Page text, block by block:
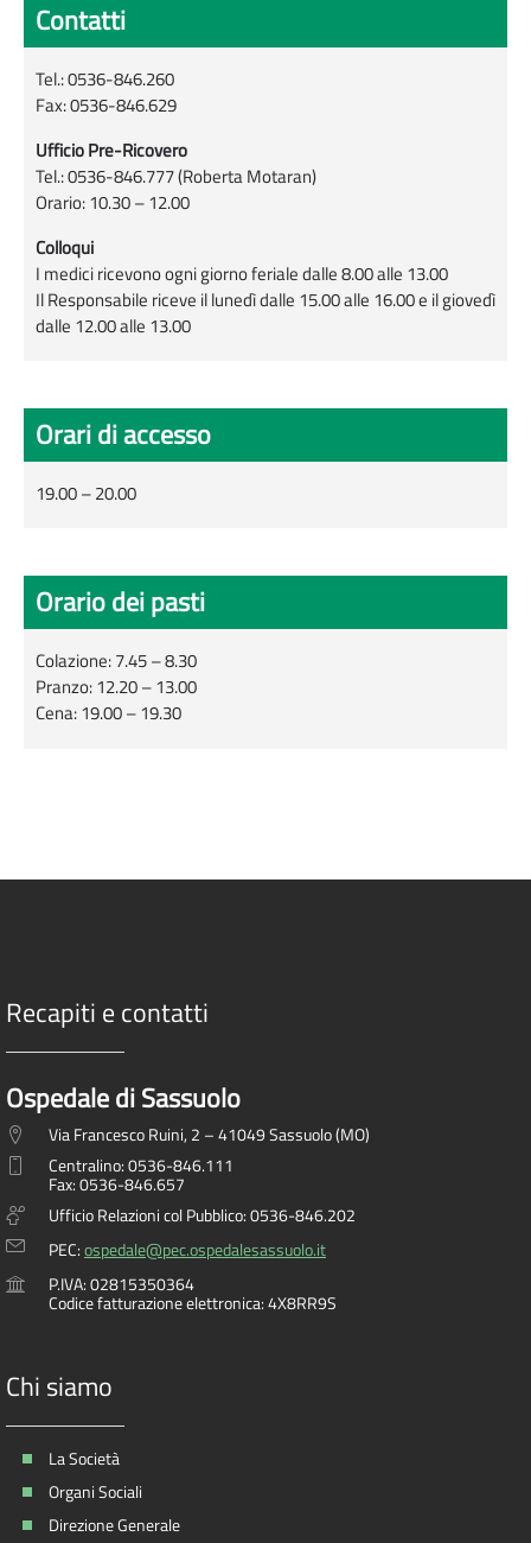
Contatti
Tel.: 0536-846.260
Fax: 0536-846.629
Ufficio Pre-Ricovero
Tel.: 0536-846.777 (Roberta Motaran)
Orario: 10.30 – 12.00
Colloqui
I medici ricevono ogni giorno feriale dalle 8.00 alle 13.00
Il Responsabile riceve il lunedì dalle 15.00 alle 16.00 e il giovedì
dalle 12.00 alle 13.00
Orari di accesso
19.00 – 20.00
Orario dei pasti
Colazione: 7.45 – 8.30
Pranzo: 12.20 – 13.00
Cena: 19.00 – 19.30
Recapiti e contatti
Ospedale di Sassuolo
Via Francesco Ruini, 2 – 41049 Sassuolo (MO)
Centralino: 0536-846.111
Fax: 0536-846.657
Ufficio Relazioni col Pubblico: 0536-846.202
PEC:ospedale@pec.ospedalesassuolo.it
P.IVA: 02815350364
Codice fatturazione elettronica: 4X8RR9S
Chi siamo
La Società
Organi Sociali
Direzione Generale